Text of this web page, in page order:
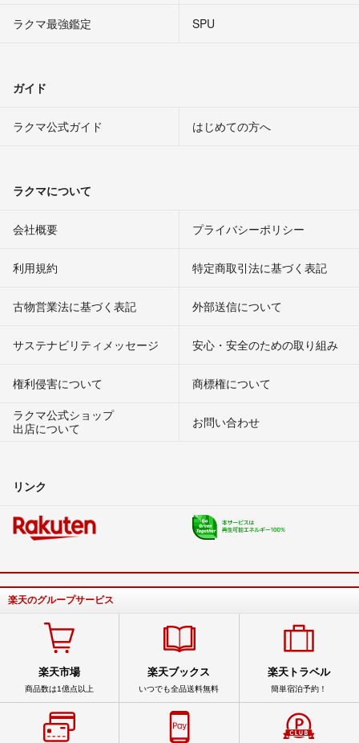
ラクマ最強鑑定
SPU
ガイド
ラクマ公式ガイド はじめての方へ
ラクマについて
会社概要 プライバシーポリシー
利用規約 特定商取引法に基づく表記
古物営業法に基づく表記 外部送信について
サステナビリティメッセージ 安心・安全のための取り組み
権利侵害について
商標権について
ラクマ公式ショップ
出店について
お問い合わせ
リンク
楽天のグループサービス
楽天市場
商品数は1億点以上
楽天ブックス
いつでも全品送料無料
楽天トラベル
簡単宿泊予約！